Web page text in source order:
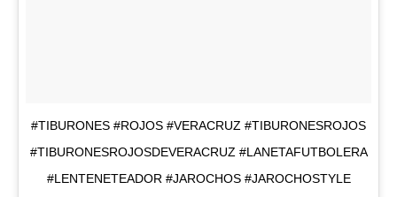
#TIBURONES #ROJOS #VERACRUZ #TIBURONESROJOS
#TIBURONESROJOSDEVERACRUZ #LANETAFUTBOLERA
#LENTENETEADOR #JAROCHOS #JAROCHOSTYLE